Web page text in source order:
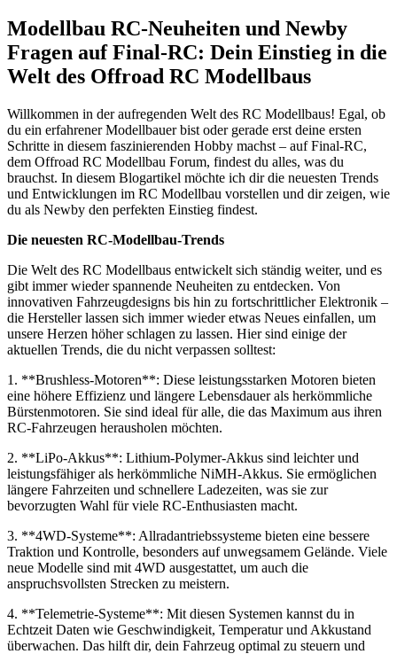
Modellbau RC-Neuheiten und Newby
Fragen auf Final-RC: Dein Einstieg in die
Welt des Offroad RC Modellbaus
Willkommen in der aufregenden Welt des RC Modellbaus! Egal, ob
du ein erfahrener Modellbauer bist oder gerade erst deine ersten
Schritte in diesem faszinierenden Hobby machst – auf Final-RC,
dem Offroad RC Modellbau Forum, findest du alles, was du
brauchst. In diesem Blogartikel möchte ich dir die neuesten Trends
und Entwicklungen im RC Modellbau vorstellen und dir zeigen, wie
du als Newby den perfekten Einstieg findest.
Die neuesten RC-Modellbau-Trends
Die Welt des RC Modellbaus entwickelt sich ständig weiter, und es
gibt immer wieder spannende Neuheiten zu entdecken. Von
innovativen Fahrzeugdesigns bis hin zu fortschrittlicher Elektronik –
die Hersteller lassen sich immer wieder etwas Neues einfallen, um
unsere Herzen höher schlagen zu lassen. Hier sind einige der
aktuellen Trends, die du nicht verpassen solltest:
1. **Brushless-Motoren**: Diese leistungsstarken Motoren bieten
eine höhere Effizienz und längere Lebensdauer als herkömmliche
Bürstenmotoren. Sie sind ideal für alle, die das Maximum aus ihren
RC-Fahrzeugen herausholen möchten.
2. **LiPo-Akkus**: Lithium-Polymer-Akkus sind leichter und
leistungsfähiger als herkömmliche NiMH-Akkus. Sie ermöglichen
längere Fahrzeiten und schnellere Ladezeiten, was sie zur
bevorzugten Wahl für viele RC-Enthusiasten macht.
3. **4WD-Systeme**: Allradantriebssysteme bieten eine bessere
Traktion und Kontrolle, besonders auf unwegsamem Gelände. Viele
neue Modelle sind mit 4WD ausgestattet, um auch die
anspruchsvollsten Strecken zu meistern.
4. **Telemetrie-Systeme**: Mit diesen Systemen kannst du in
Echtzeit Daten wie Geschwindigkeit, Temperatur und Akkustand
überwachen. Das hilft dir, dein Fahrzeug optimal zu steuern und